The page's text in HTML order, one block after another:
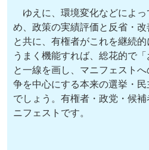
ゆえに、環境変化などによっ
め、政策の実績評価と反省・
と共に、有権者がこれを継続
うまく機能すれば、総花的で
と一線を画し、マニフェスト
争を中心にする本来の選挙・
でしょう。有権者・政党・候
ニフェストです。